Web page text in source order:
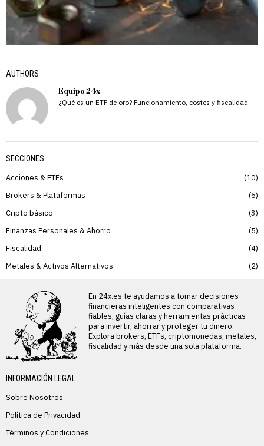
AUTHORS
Equipo 24x
¿Qué es un ETF de oro? Funcionamiento, costes y fiscalidad
SECCIONES
Acciones & ETFs
10
Brokers & Plataformas
6
Cripto básico
3
Finanzas Personales & Ahorro
5
Fiscalidad
4
Metales & Activos Alternativos
2
En 24x.es te ayudamos a tomar decisiones
financieras inteligentes con comparativas
fiables, guías claras y herramientas prácticas
para invertir, ahorrar y proteger tu dinero.
Explora brokers, ETFs, criptomonedas, metales,
fiscalidad y más desde una sola plataforma.
INFORMACIÓN LEGAL
Sobre Nosotros
Política de Privacidad
Términos y Condiciones